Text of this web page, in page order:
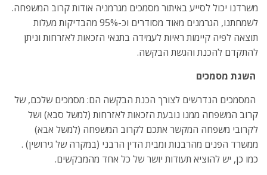
משרדנו יכול לסייע באיתור מסמכים מגרמניה אודות קרוב המשפחה.
לשמחתנו, הגרמנים מאוד מסודרים וכ-95% מהבדיקות מעלות
תוצאה לפיה קיימות ראיות לעמידה בתנאי הזכאות לאזרחות וניתן
להתקדם להכנת והגשת הבקשה.
השגת מסמכים
המסמכים הנדרשים לצורך הכנת הבקשה הם: מסמכים שלכם, של
קרוב המשפחה ממנו נובעת הזכאות לאזרחות (למשל סבא) ושל
לקרובי משפחה המקשר אתכם לקרוב המשפחה (למשל אבא)
ממשרד הפנים מהרבנות ומבית הדין הרבני (במקרה של גירושין) .
כמו כן, יש להוציא תעודות יושר של כל אחד מהמבקשים.